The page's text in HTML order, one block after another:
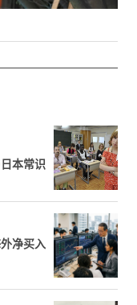
本常识
净买入